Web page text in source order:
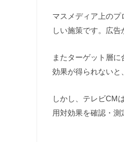
マスメディア上の
しい施策です。広
またターゲット層
効果が得られないと
しかし、テレビCM
用対効果を確認・測